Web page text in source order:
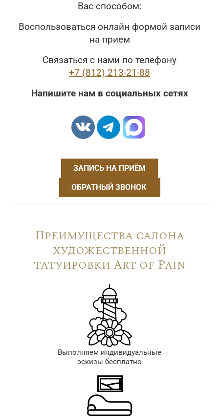
Вас способом:
Воспользоваться онлайн формой записи
на прием
Связаться с нами по телефону
+7 (812) 213-21-88
Напишите нам в социальных сетях
ЗАПИСЬ НА ПРИЁМ
ОБРАТНЫЙ ЗВОНОК
Преимущества салона
художественной
татуировки Art of Pain
Выполняем индивидуальные
эскизы бесплатно